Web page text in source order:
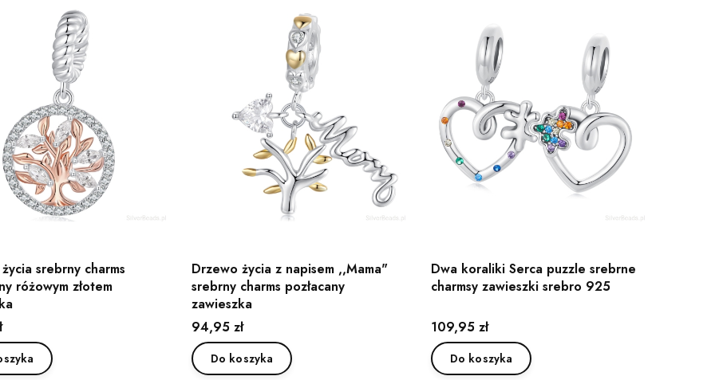
srebrny charms
różowym złotem
Drzewo życia z napisem ,,Mama"
srebrny charms pozłacany
zawieszka
Cena
94,95 zł
Do koszyka
Dwa koraliki Serca puzzle srebrne
charmsy zawieszki srebro 925
Cena
109,95 zł
Do koszyka